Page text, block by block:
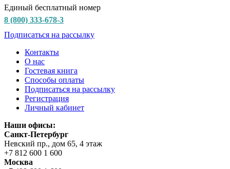
Единый бесплатный номер
8 (800) 333-678-3
Подписаться на рассылку
Контакты
О нас
Гостевая книга
Способы оплаты
Подписаться на рассылку
Регистрация
Личный кабинет
Наши офисы:
Санкт-Петербург
Невский пр., дом 65, 4 этаж
+7 812 600 1 600
Москва